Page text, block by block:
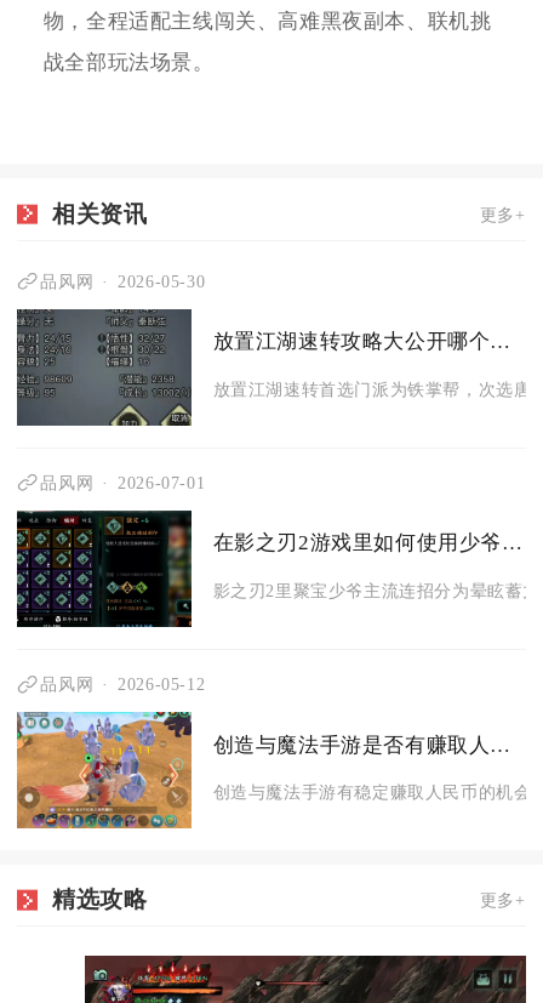
物，全程适配主线闯关、高难黑夜副本、联机挑
战全部玩法场景。
相关资讯 更多+
品风网 2026-05-30
放置江湖速转攻略大公开哪个门派更胜一筹
放置江湖速转首选门派为铁掌帮，次选唐
品风网 2026-07-01
在影之刃2游戏里如何使用少爷的连招招式
影之刃2里聚宝少爷主流连招分为晕眩蓄
品风网 2026-05-12
创造与魔法手游是否有赚取人民币的机会
创造与魔法手游有稳定赚取人民币的机会
精选攻略 更多+